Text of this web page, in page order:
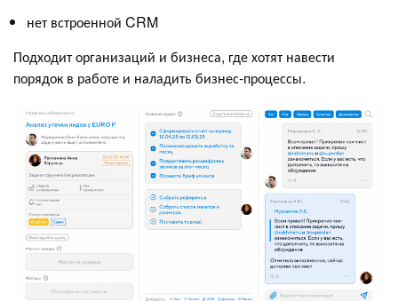
нет встроенной CRM
Подходит организаций и бизнеса, где хотят навести
порядок в работе и наладить бизнес-процессы.